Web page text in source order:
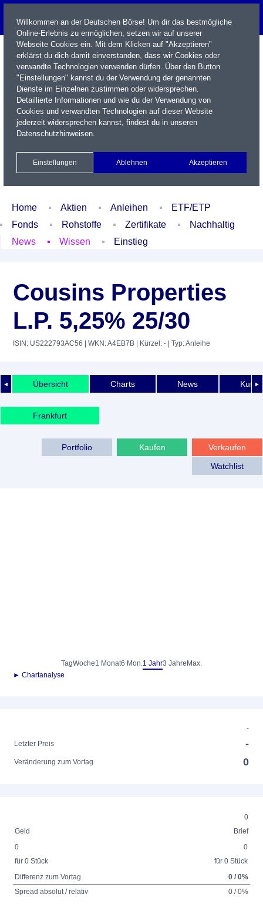
Name / WKN / ISIN / Kürzel
Xetra Realtime
Watchlist Portfolio Login
Home Aktien Anleihen
ETF/ETP
Fonds
Rohstoffe Zertifikate
Nachhaltig
News
Wissen Einstieg
Cousins Properties
L.P. 5,25% 25/30
ISIN: US222793AC56 | WKN: A4EB7B | Kürzel: - | Typ: Anleihe
◄ ►
Übersicht Charts News
Frankfurt
Verkaufen
Kaufen
Portfolio
Watchlist
TagWoche1 Monat6 Mon.1 Jahr3 Jahre Max.
► Chartanalyse
-
Letzter Preis
-
Veränderung zum Vortag 0
0
Geld
Brief
0
für 0 Stück
0
für 0 Stück
Differenz zum Vortag
0 / 0%
Spread absolut / relativ
0 / 0%
Willkommen an der Deutschen Börse! Um dir das bestmögliche
Online-Erlebnis zu ermöglichen, setzen wir auf unserer
Webseite Cookies ein. Mit dem Klicken auf "Akzeptieren"
erklärst du dich damit einverstanden, dass wir Cookies oder
verwandte Technologien verwenden dürfen. Über den Button
"Einstellungen" kannst du der Verwendung der genannten
Dienste im Einzelnen zustimmen oder widersprechen.
Detaillierte Informationen und wie du der Verwendung von
Cookies und verwandten Technologien auf dieser Website
jederzeit widersprechen kannst, findest du in unseren
Datenschutzhinweisen.
Einstellungen Ablehnen Akzeptieren